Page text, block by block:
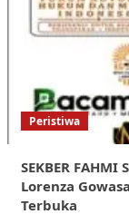
Peristiwa
SEKBER
Lorenza
Terbuka